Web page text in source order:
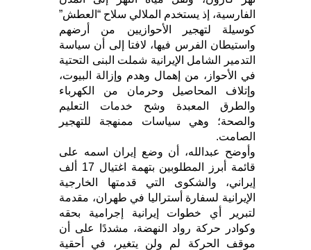
الفارسية، إذ يستخدم الملالي سلاح “العطش”
كوسيلة لتهجير الأحوازيين من أرضهم
واستيطان الفرس فيها، لافتا إلى أن سياسة
التدمير الشامل الإيرانية شملت البنى التحتية
في الأحواز، من إهمال وهدم وإزالة البيوت،
وإتلاف المحاصيل وحرمان من الكهرباء
والطرق المعبدة وشح خدمات التعليم
والصحة؛ وهي سياسات ممنهجة للتهجير
الصامت.
وأوضح عبدالله، أن وضع إيران اسمه على
قائمة أبرز المطلوبين بتهمة اغتيال 17 ألف
إيراني، والشكوى التي قدمتها الخارجية
الإيرانية لسفارة أستراليا في طهران، مقدمة
لتبرير أي خطوات إيرانية إجرامية بحقه
وكوادر حركة رواد النهضة، مشددًا على أن
موقف الحركة لم ولن يتغير، في أحقية